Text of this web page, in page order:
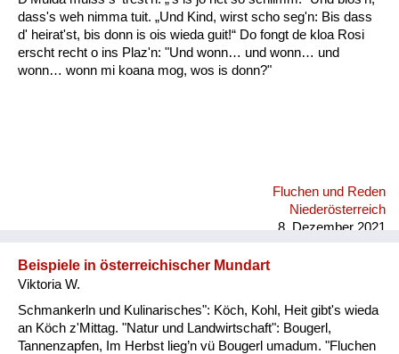
dass's weh nimma tuit. „Und Kind, wirst scho seg'n: Bis dass
d' heirat'st, bis donn is ois wieda guit!“ Do fongt de kloa Rosi
erscht recht o ins Plaz'n: "Und wonn… und wonn… und
wonn… wonn mi koana mog, wos is donn?"
Fluchen und Reden
Niederösterreich
8. Dezember 2021
Beispiele in österreichischer Mundart
Viktoria W.
Schmankerln und Kulinarisches": Köch, Kohl, Heit gibt's wieda
an Köch z'Mittag. "Natur und Landwirtschaft": Bougerl,
Tannenzapfen, Im Herbst lieg’n vü Bougerl umadum. "Fluchen